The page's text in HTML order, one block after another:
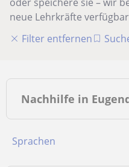
neue Lehrkräfte
Filter entfernen
Nachhilfe in
Sprachen